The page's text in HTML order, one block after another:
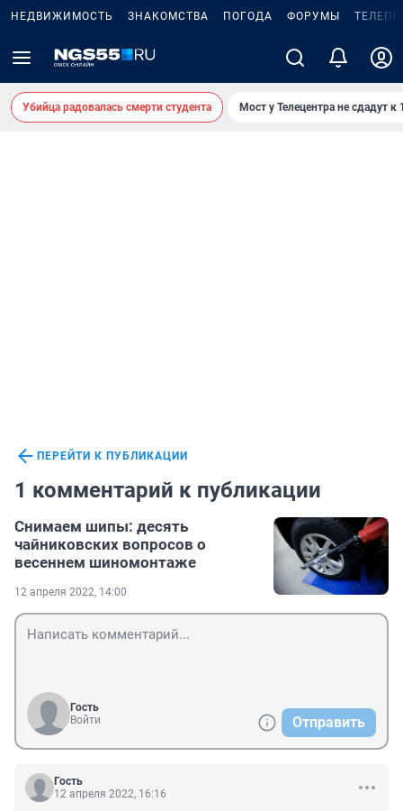
НЕДВИЖИМОСТЬ ЗНАКОМСТВА ПОГОДА ФОРУМЫ
Убийца радовалась смерти студента Мост у Телецентра не сдадут к
ПЕРЕЙТИ К ПУБЛИКАЦИИ
1 комментарий к публикации
Снимаем шипы: десять
чайниковских вопросов о
весеннем шиномонтаже
12 апреля 2022, 14:00
Гость
Войти
Отправить
Гость
12 апреля 2022, 16:16